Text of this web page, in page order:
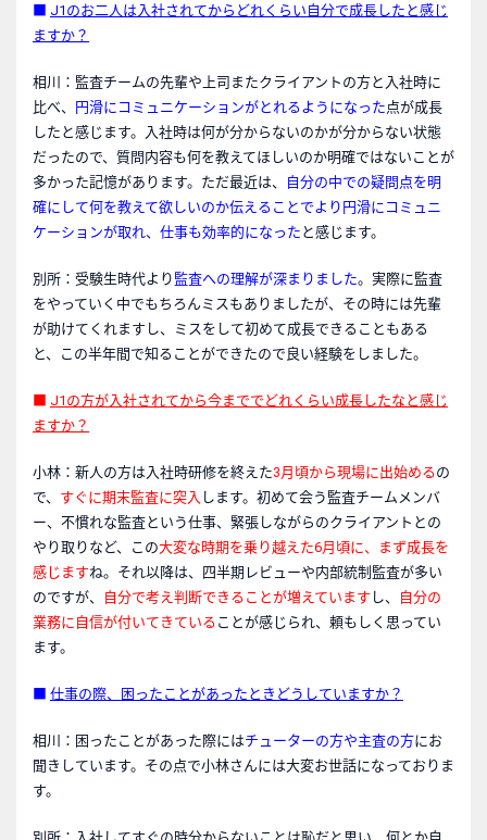
■ J1 のお二人は入社されてからどれくらい自分で成長したと感じ
ますか？
相川：監査チームの先輩や上司またクライアントの方と入社時に
比べ、 円滑にコミュニケーションがとれるようになった 点が成長
したと感じます。入社時は何が分からないのかが分からない状態
だったので、質問内容も何を教えてほしいのか明確ではないことが
多かった記憶があります。ただ最近は、
自分の中での疑問点を明
確にして何を教えて欲しいのか伝えることでより円滑にコミュニ
ケーションが取れ、仕事も効率的になった と感じます。
別所：受験生時代より 監査への理解が深まりました。実際に監査
をやっていく中でもちろんミスもありましたが、その時には先輩
が助けてくれますし、ミスをして初めて成長できることもある
と、この半年間で知ることができたので良い経験をしました。
■ J1 の方が入社されてから今まででどれくらい成長したなと感じ
ますか？
小林：新人の方は入社時研修を終えた3月頃から現場に出始める の
で、 すぐに期末監査に突入 します。初めて会う監査チームメンバ
ー、不慣れな監査という仕事、緊張しながらのクライアントとの
やり取りなど、この大変な時期を乗り越えた6月頃に、まず成長を
感じますね。それ以降は、四半期レビューや内部統制監査が多い
のですが、
自分で考え判断できることが増えています し、
自分の
業務に自信が付いてきている ことが感じられ、頼もしく思ってい
ます。
■ 仕事の際、困ったことがあったときどうしていますか？
相川：困ったことがあった際にはチューターの方や主査の方にお
聞きしています。その点で小林さんには大変お世話になっておりま
す。